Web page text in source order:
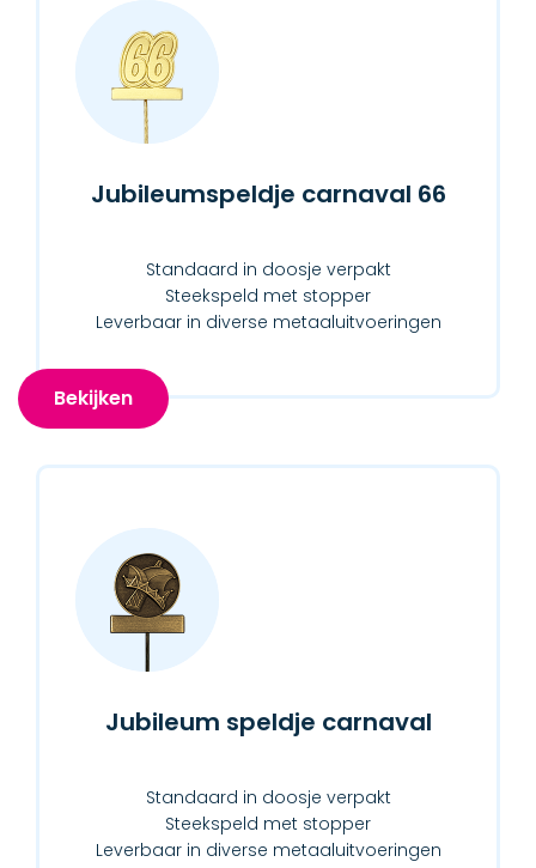
Jubileumspeldje carnaval 66
Standaard in doosje verpakt
Steekspeld met stopper
Leverbaar in diverse metaaluitvoeringen
Bekijken
Jubileum speldje carnaval
Standaard in doosje verpakt
Steekspeld met stopper
Leverbaar in diverse metaaluitvoeringen